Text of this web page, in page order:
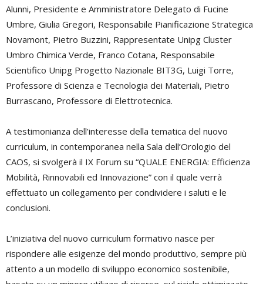
Alunni, Presidente e Amministratore Delegato di Fucine
Umbre, Giulia Gregori, Responsabile Pianificazione Strategica
Novamont, Pietro Buzzini, Rappresentate Unipg Cluster
Umbro Chimica Verde, Franco Cotana, Responsabile
Scientifico Unipg Progetto Nazionale BIT3G, Luigi Torre,
Professore di Scienza e Tecnologia dei Materiali, Pietro
Burrascano, Professore di Elettrotecnica.
A testimonianza dell’interesse della tematica del nuovo
curriculum, in contemporanea nella Sala dell’Orologio del
CAOS, si svolgerà il IX Forum su “QUALE ENERGIA: Efficienza
Mobilità, Rinnovabili ed Innovazione” con il quale verrà
effettuato un collegamento per condividere i saluti e le
conclusioni.
L’iniziativa del nuovo curriculum formativo nasce per
rispondere alle esigenze del mondo produttivo, sempre più
attento a un modello di sviluppo economico sostenibile,